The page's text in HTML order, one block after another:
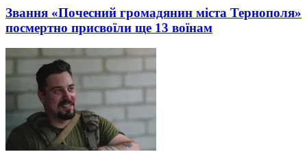
Звання «Почесний громадянин міста Тернополя»
посмертно присвоїли ще 13 воїнам